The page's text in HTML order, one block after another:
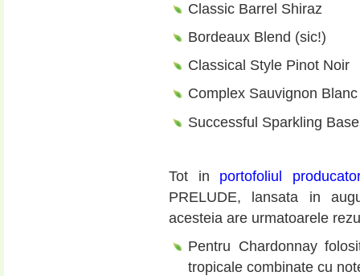
Classic Barrel Shiraz
Bordeaux Blend (sic!)
Classical Style Pinot Noir
Complex Sauvignon Blanc
Successful Sparkling
Tot in portofoliul
PRELUDE, lansata in
acesteia are urmatoarele
Pentru Chardonnay
tropicale combinate cu